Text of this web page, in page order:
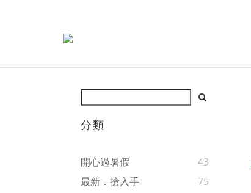
分類
開心過暑假
43
最新．搶入手
75